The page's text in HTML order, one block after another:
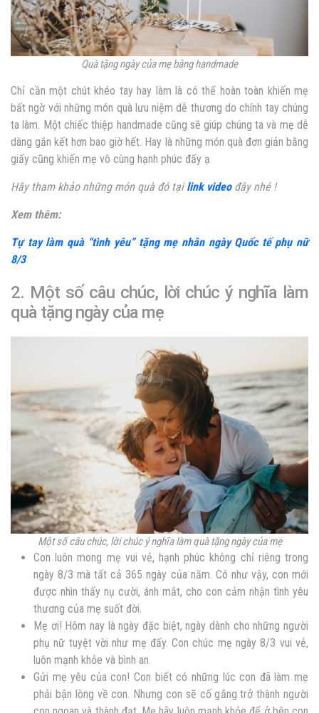
Quà tặng ngày của mẹ bằng handmade
Chỉ cần một chút khéo tay hay làm là có thể hoàn toàn khiến mẹ
bất ngờ với những món quà lưu niệm dễ thương do chính tay chúng
ta làm. Một chiếc thiệp handmade cũng sẽ giúp chúng ta và mẹ dễ
dàng gắn kết hơn bao giờ hết. Hay là những món quà đơn giản bằng
giấy cũng khiến mẹ vô cùng hạnh phúc đấy ạ
Hãy tham khảo những món quà đó tại link video đây nhé !
Xem thêm:
Tự tay làm quà “tình yêu” tặng mẹ nhân ngày Quốc tế phụ nữ
8/3
2. Một số câu chúc, lời chúc ý nghĩa làm
quà tặng ngày của mẹ
Một số câu chúc, lời chúc ý nghĩa làm quà tặng ngày của mẹ
Con luôn mong mẹ vui vẻ, hạnh phúc không chỉ riêng trong
ngày 8/3 mà tất cả 365 ngày của năm. Có như vậy, con mới
được nhìn thấy nụ cười, ánh mắt, cho con cảm nhận tình yêu
thương của mẹ suốt đời.
Mẹ ơi! Hôm nay là ngày đặc biệt, ngày dành cho những người
phụ nữ tuyệt vời như mẹ đấy. Con chúc mẹ ngày 8/3 vui vẻ,
luôn mạnh khỏe và bình an.
Gửi mẹ yêu của con! Con biết có những lúc con đã làm mẹ
phải bận lòng về con. Nhưng con sẽ cố gắng trở thành người